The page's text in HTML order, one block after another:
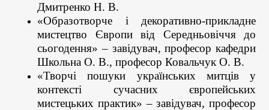
Дмитренко Н. В.
«Образотворче і декоративно-прикладне
мистецтво Європи від Середньовіччя до
сьогодення» – завідувач, професор кафедри
Школьна О. В., професор Ковальчук О. В.
«Творчі пошуки українських митців у
контексті сучасних європейських
мистецьких практик» – завідувач, професор